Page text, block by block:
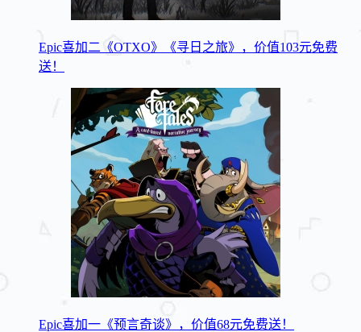
Epic喜加二《OTXO》《寻日之旅》，价值103元免费
送！
Epic喜加一《预言奇谈》，价值68元免费送！